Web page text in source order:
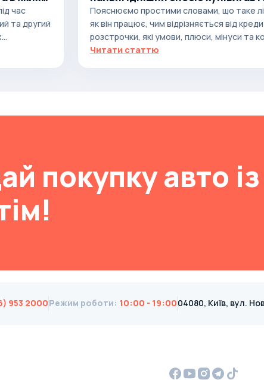
час
та другий
Пояснюємо простими словами, що таке
як він працює, чим відрізняється від
розстрочки, які умови, плюси, мінуси та
Читати статтю
покупку авто із
953 2000Режим роботи: 10:00 - 19:0004080, Київ, вул.